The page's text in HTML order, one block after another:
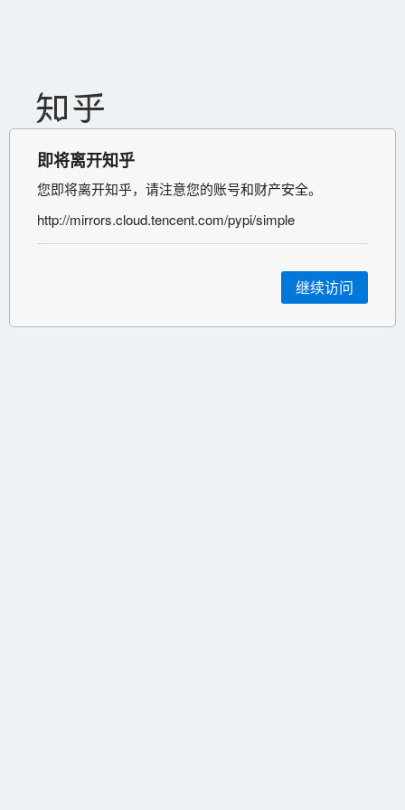
即将离开知乎
您即将离开知乎，请注意您的账号和财产安全。
http://mirrors.cloud.tencent.com/pypi/simple
继续访问